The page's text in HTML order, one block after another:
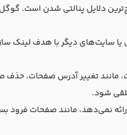
دلایل پنالتی شدن است.
یا سایت‌های دیگر با هدف لینک
مانند تغییر آدرس صفحات، حذف
شود.
نمی‌دهد، مانند صفحات فرود